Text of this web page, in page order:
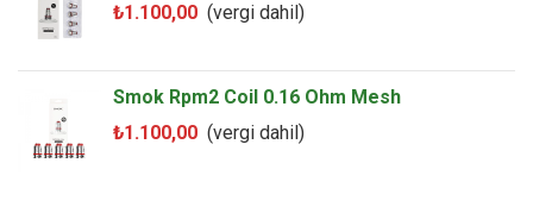
₺1.100,00 (vergi dahil)
Smok Rpm2 Coil 0.16 Ohm Mesh
₺1.100,00 (vergi dahil)